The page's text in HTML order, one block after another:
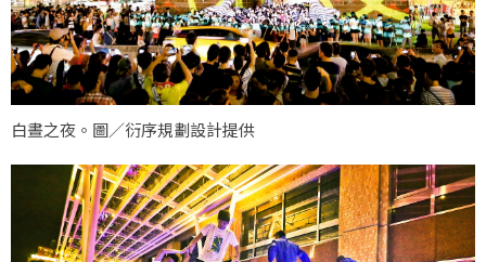
白晝之夜。圖／衍序規劃設計提供